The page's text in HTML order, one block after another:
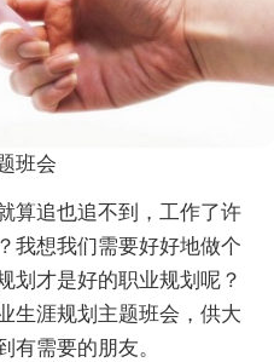
班会
算追也追不到，工作了许
我想我们需要好好地做个
划才是好的职业规划呢？
生涯规划主题班会，供大
有需要的朋友。